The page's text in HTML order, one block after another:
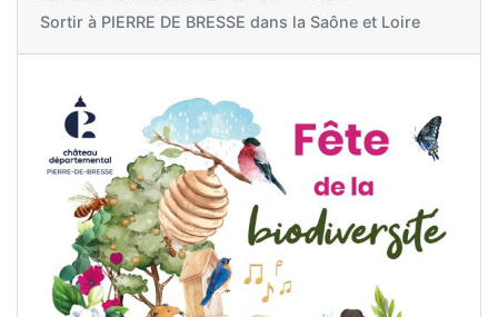
Sortir à PIERRE DE BRESSE dans la Saône et Loire